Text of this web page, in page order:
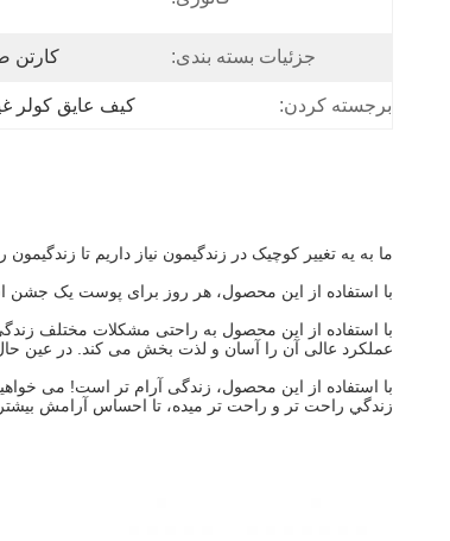
جزئیات بسته بندی: کارتن
برجسته کردن: کیف عایق کولر
ما به يه تغيير کوچيک در زندگيمون نياز داريم تا
با استفاده از این محصول، هر روز برای پوست یک جشن
با استفاده از این محصول به راحتی مشکلات مختلف
عملکرد عالی آن را آسان و لذت بخش می کند. در عین
با استفاده از این محصول، زندگی آرام تر است! می
زندگي راحت تر و راحت تر ميده، تا احساس آرامش